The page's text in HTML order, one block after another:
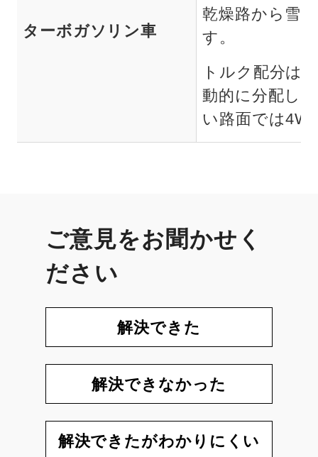
ターボガソリン車
乾燥路から雪
す。
トルク配分は
動的に分配し
い路面では
ご意見をお聞かせく
ださい
解決できた
解決できなかった
解決できたがわかりにくい